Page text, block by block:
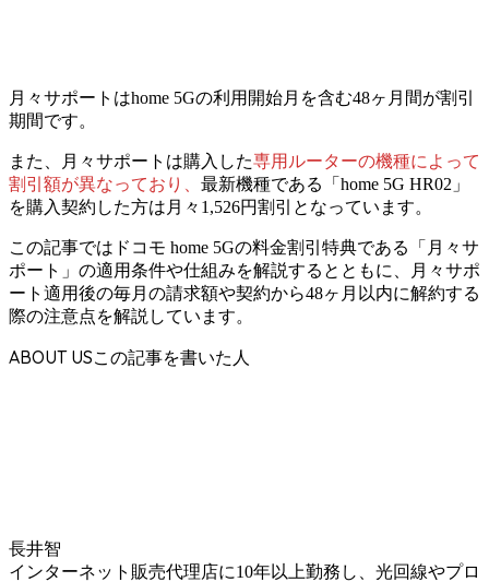
月々サポートはhome 5Gの利用開始月を含む48ヶ月間が割引
期間です。
また、月々サポートは購入した専用ルーターの機種によって
割引額が異なっており、 最新機種である「home 5G HR02」
を購入契約した方は月々1,526円割引 となっています。
この記事ではドコモ home 5Gの料金割引特典である「月々サ
ポート」の適用条件や仕組みを解説するとともに、月々サポ
ート適用後の毎月の請求額や契約から48ヶ月以内に解約する
際の注意点を解説しています。
ABOUT US
長井智
インターネット販売代理店に10年以上勤務し、光回線やプロ